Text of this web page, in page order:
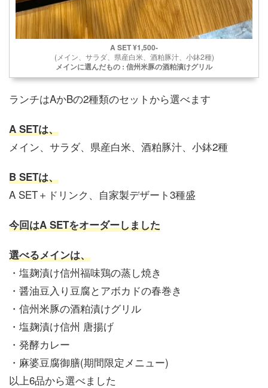
A SET ¥1,500-
(メイン、サラダ、県産白米、酒粕豚汁、小鉢2種)
メインに選んだもの : 信州米豚の酒粕漬けグリル
ランチはAかBの2種類のセットから選べます
A SETは、
メイン、サラダ、県産白米、酒粕豚汁、小鉢2種
B SETは、
A SET＋ドリンク、自家製デザート3種盛
今回はA SETをオーダーしました
選べるメインは、
・塩麹漬け信州福味鶏の蒸し焼き
・醤油豆入り豆腐とアボカドの春巻き
・信州米豚の酒粕漬けグリル
・塩麹漬け信州 唐揚げ
・発酵カレー
・麻婆豆腐御膳(期間限定メニュー)
以上6品から選べました